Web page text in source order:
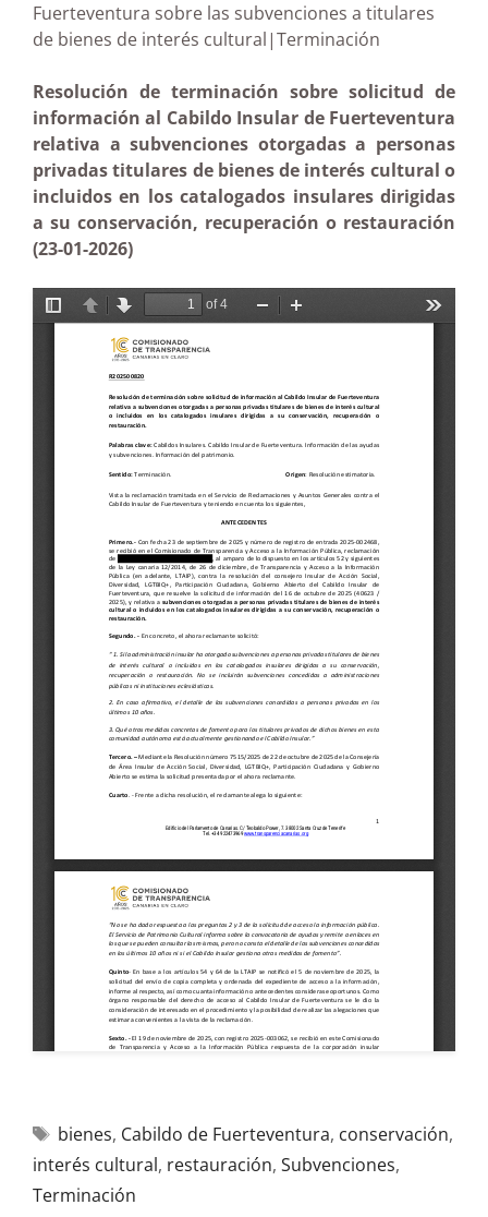
Fuerteventura sobre las subvenciones a titulares
de bienes de interés cultural|Terminación
Resolución de terminación sobre solicitud de
información al Cabildo Insular de Fuerteventura
relativa a subvenciones otorgadas a personas
privadas titulares de bienes de interés cultural o
incluidos en los catalogados insulares dirigidas
a su conservación, recuperación o restauración
(23-01-2026)
bienes, Cabildo de Fuerteventura, conservación,
interés cultural, restauración, Subvenciones,
Terminación